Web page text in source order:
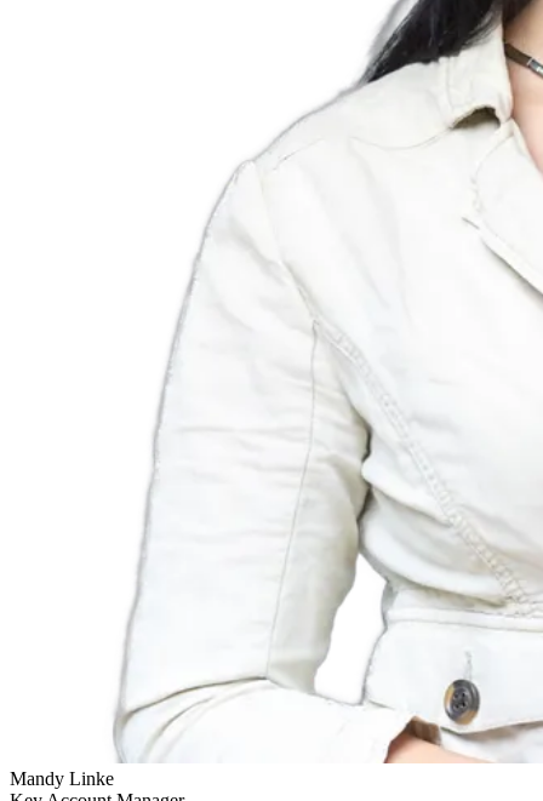
Mandy Linke